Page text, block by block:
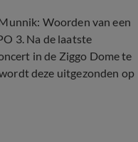
Woorden van een
3. Na de laatste
in de Ziggo Dome te
deze uitgezonden op